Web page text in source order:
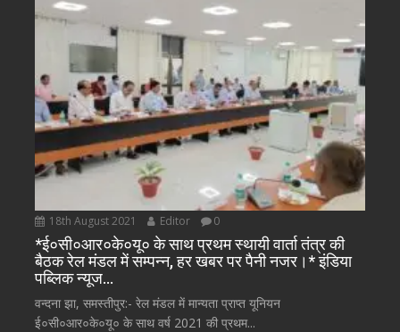
18th August 2021 Editor 0
*ई०सी०आर०के०यू० के साथ प्रथम स्थायी वार्ता तंत्र की
बैठक रेल मंडल में सम्पन्न, हर खबर पर पैनी नजर।* इंडिया
पब्लिक न्यूज…
वन्दना झा, समस्तीपुर:- रेल मंडल में मान्यता प्राप्त यूनियन
ई०सी०आर०के०यू० के साथ वर्ष 2021 की प्रथम...